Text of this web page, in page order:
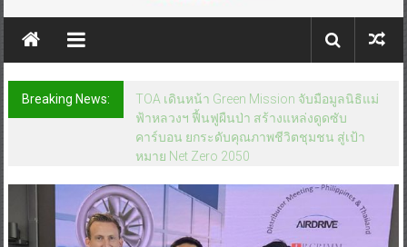
Breaking News:
TOA เดินหน้า Green Mission จับมือมูลนิธิแม่
ฟ้าหลวงฯ ฟื้นฟูผืนป่า สร้างแหล่งดูดซับ
คาร์บอน ยกระดับคุณภาพชีวิตชุมชน สู่เป้า
หมาย Net Zero 2050